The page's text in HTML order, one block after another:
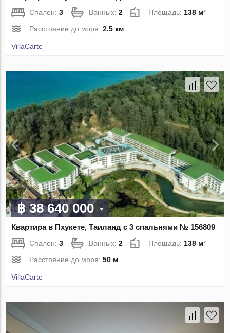
Спален:3 Ванных:2 Площадь:138 м²
Расстояние до моря:2.5 км
VillaСarte
฿ 38 640 000
Квартира в Пхукете, Таиланд с 3 спальнями № 156809
Спален:3 Ванных:2 Площадь: 138 м²
Расстояние до моря:50 м
VillaСarte